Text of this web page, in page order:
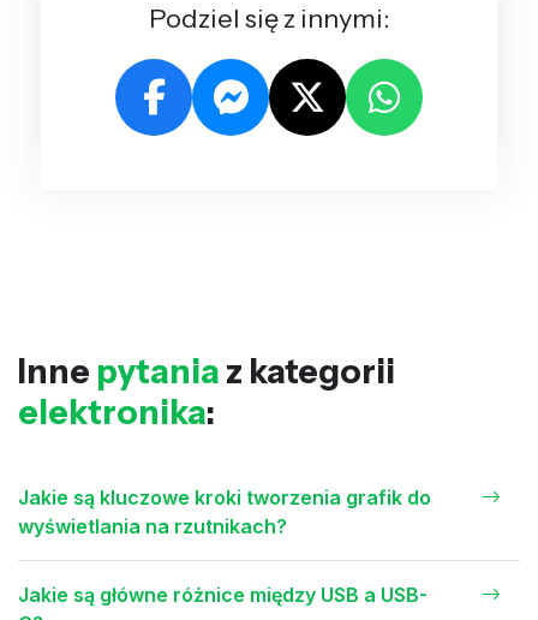
Podziel się z innymi:
Inne pytania z kategorii
elektronika:
Jakie są kluczowe kroki tworzenia grafik do
wyświetlania na rzutnikach?
Jakie są główne różnice między USB a USB-